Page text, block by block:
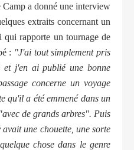
Camp a donné une interview
extraits concernant un
qui rapporte un tournage de
: "J'ai tout simplement pris
j'en ai publié une bonne
concerne un voyage
qu'il a été emmené dans un
de grands arbres". Puis
une chouette, une sorte
chose dans le genre